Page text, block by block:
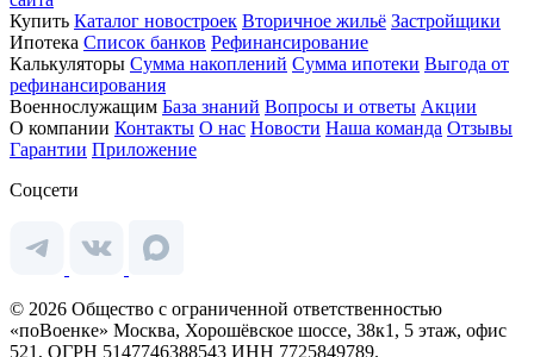
Купить Каталог новостроек Вторичное жильё Застройщики
Ипотека Список банков Рефинансирование
Калькуляторы Сумма накоплений Сумма ипотеки Выгода от
рефинансирования
Военнослужащим База знаний Вопросы и ответы Акции
О компании Контакты О нас Новости Наша команда Отзывы
Гарантии Приложение
Соцсети
© 2026 Общество с ограниченной ответственностью
«поВоенке» Москва, Хорошёвское шоссе, 38к1, 5 этаж, офис
521, ОГРН 5147746388543 ИНН 7725849789.